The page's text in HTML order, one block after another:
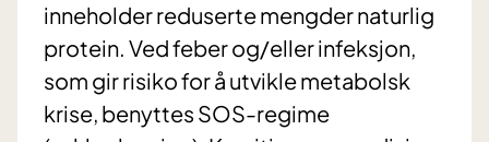
inneholder reduserte mengder naturlig
protein. Ved feber og/eller infeksjon,
som gir risiko for å utvikle metabolsk
krise, benyttes SOS-regime